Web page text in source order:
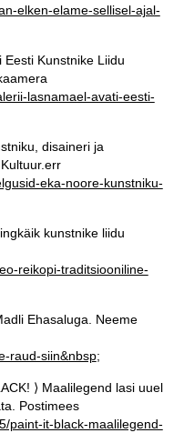
elken-elame-sellisel-ajal-
Kunstnike Liidu
lasnamael-avati-eesti-
disaineri ja
eka-noore-kunstniku-
kunstnike liidu
reikopi-traditsiooniline-
Ehasaluga. Neeme
raud-siin&nbsp;
⟩ Maalilegend lasi uuel
Postimees
paint-it-black-maalilegend-